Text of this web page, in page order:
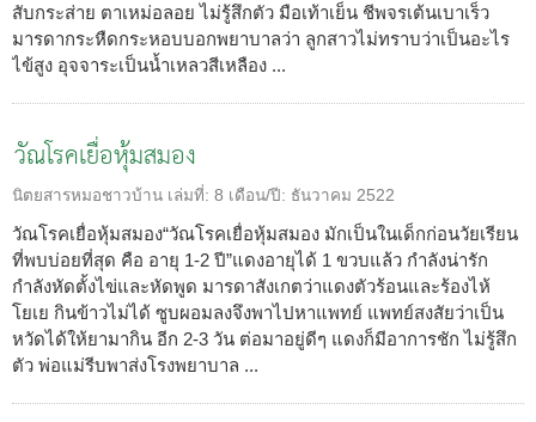
สับกระส่าย ตาเหม่อลอย ไม่รู้สึกตัว มือเท้าเย็น ชีพจรเต้นเบาเร็ว
มารดากระหืดกระหอบบอกพยาบาลว่า ลูกสาวไม่ทราบว่าเป็นอะไร
ไข้สูง อุจจาระเป็นน้ำเหลวสีเหลือง ...
วัณโรคเยื่อหุ้มสมอง
นิตยสารหมอชาวบ้าน เล่มที่: 8 เดือน/ปี: ธันวาคม 2522
วัณโรคเยื่อหุ้มสมอง“วัณโรคเยื่อหุ้มสมอง มักเป็นในเด็กก่อนวัยเรียน
ที่พบบ่อยที่สุด คือ อายุ 1-2 ปี”แดงอายุได้ 1 ขวบแล้ว กำลังน่ารัก
กำลังหัดตั้งไข่และหัดพูด มารดาสังเกตว่าแดงตัวร้อนและร้องไห้
โยเย กินข้าวไม่ได้ ซูบผอมลงจึงพาไปหาแพทย์ แพทย์สงสัยว่าเป็น
หวัดได้ให้ยามากิน อีก 2-3 วัน ต่อมาอยู่ดีๆ แดงก็มีอาการชัก ไม่รู้สึก
ตัว พ่อแม่รีบพาส่งโรงพยาบาล ...